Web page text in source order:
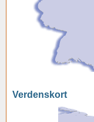
Verdenskort